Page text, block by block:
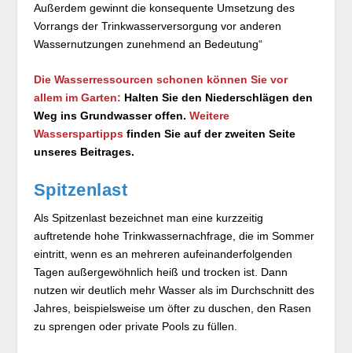
Außerdem gewinnt die konsequente Umsetzung des
Vorrangs der Trinkwasserversorgung vor anderen
Wassernutzungen zunehmend an Bedeutung“
Die Wasserressourcen schonen können Sie vor
allem im Garten: Halten Sie den Niederschlägen den
Weg ins Grundwasser offen. Weitere
Wasserspartippsfinden Sie auf der zweiten Seite
unseres Beitrages.
Spitzenlast
Als Spitzenlast bezeichnet man eine kurzzeitig
auftretende hohe Trinkwassernachfrage, die im Sommer
eintritt, wenn es an mehreren aufeinanderfolgenden
Tagen außergewöhnlich heiß und trocken ist. Dann
nutzen wir deutlich mehr Wasser als im Durchschnitt des
Jahres, beispielsweise um öfter zu duschen, den Rasen
zu sprengen oder private Pools zu füllen.